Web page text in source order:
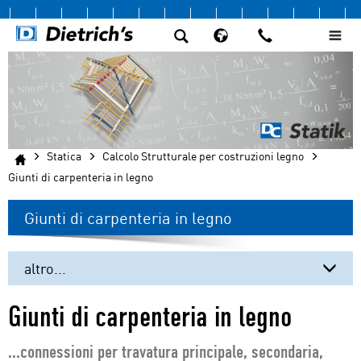
Statica
Calcolo Strutturale per costruzioni legno
Giunti di carpenteria in legno
Giunti di carpenteria in legno
altro...
Strutture reticolari
Giunti di carpenteria in legno
...connessioni per travatura principale, secondaria,